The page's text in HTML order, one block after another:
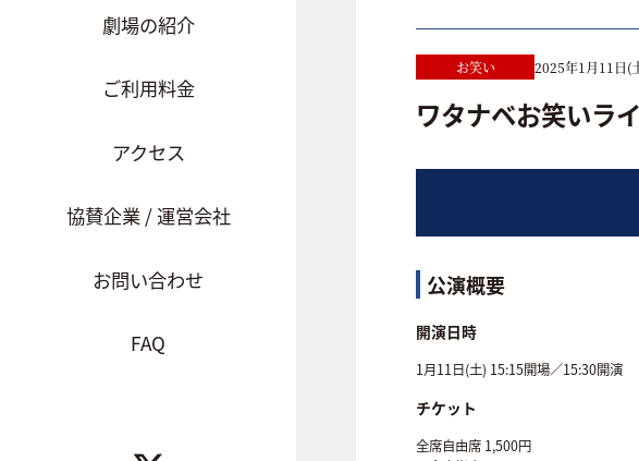
劇場の紹介
ご利用料金
アクセス
協賛企業 / 運営会社
お問い合わせ
FAQ
お笑い 2025年1月11日(
ワタナベお笑いラ
公演概要
開演日時
1月11日(土) 15:15開場／15:30開演
チケット
全席自由席 1,500円